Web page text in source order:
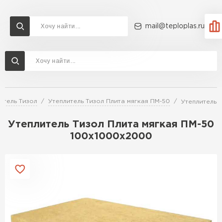
mail@teploplas.ru
Тизол Утеплитель Тизол Плита мягкая ПМ-50 Утеплитель
Утеплитель Тизол Плита мягкая ПМ-50
100х1000х2000
Доставка и оплата
Утеплитель Ветонит
Утеплитель Технониколь
Утеплитель Rockwool